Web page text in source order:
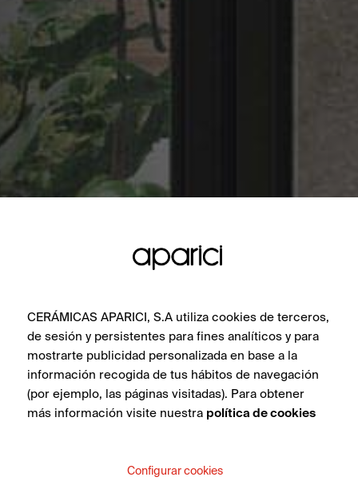
CERÁMICAS APARICI, S.A utiliza cookies de terceros,
de sesión y persistentes para fines analíticos y para
mostrarte publicidad personalizada en base a la
información recogida de tus hábitos de navegación
(por ejemplo, las páginas visitadas). Para obtener
más información visite nuestra política de cookies
Configurar cookies